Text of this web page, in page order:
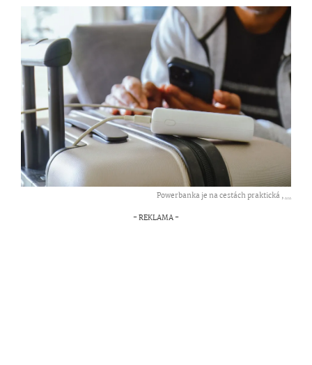
Powerbanka je na cestách praktická ,...